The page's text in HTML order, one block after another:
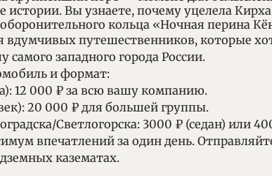
Вы узнаете, почему уцелела
кольца «Ночная перина
вдумчивых путешественников, которые
западного города России.
и формат:
12 000 ₽ за всю вашу компанию.
20 000 ₽ для большей группы.
Светлогорска: 3000 ₽ (седан) или
впечатлений за один день.
казематах.